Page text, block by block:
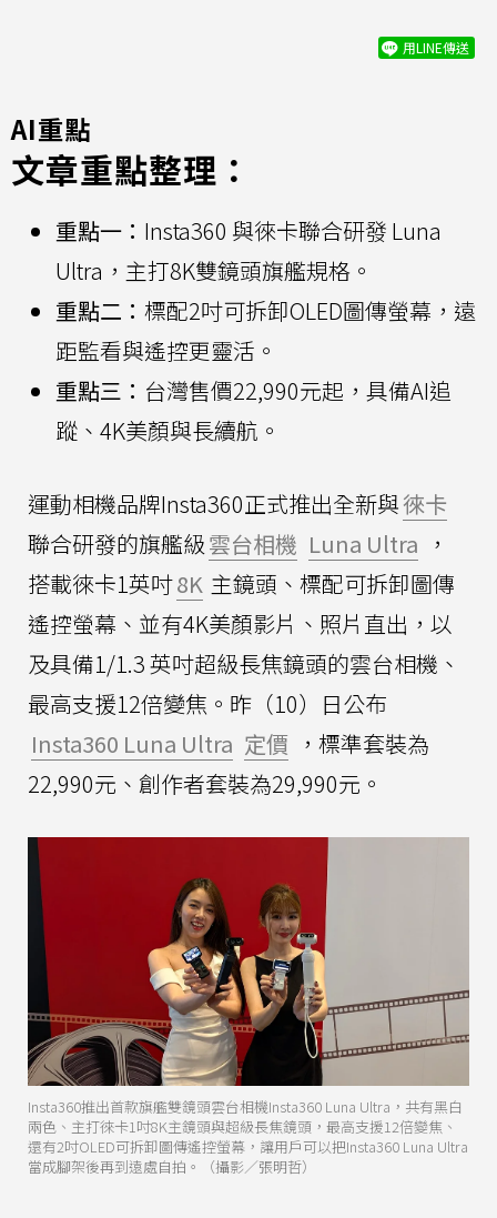
用LINE傳送
AI重點
文章重點整理：
重點一： Insta360 與徠卡聯合研發 Luna
Ultra，主打8K雙鏡頭旗艦規格。
重點二： 標配2吋可拆卸OLED圖傳螢幕，遠
距監看與遙控更靈活。
重點三： 台灣售價22,990元起，具備AI追
蹤、4K美顏與長續航。
運動相機品牌Insta360正式推出全新與徠卡
聯合研發的旗艦級雲台相機 Luna Ultra ，
搭載徠卡1英吋8K 主鏡頭、標配可拆卸圖傳
遙控螢幕、並有4K美顏影片、照片直出，以
及具備1/1.3 英吋超級長焦鏡頭的雲台相機、
最高支援12倍變焦。昨（10）日公布
Insta360 Luna Ultra 定價 ，標準套裝為
22,990元、創作者套裝為29,990元。
Insta360推出首款旗艦雙鏡頭雲台相機Insta360 Luna Ultra，共有黑白
兩色、主打徠卡1吋8K主鏡頭與超級長焦鏡頭，最高支援12倍變焦、
還有2吋OLED可拆卸圖傳遙控螢幕，讓用戶可以把Insta360 Luna Ultra
當成腳架後再到遠處自拍。（攝影／張明哲）